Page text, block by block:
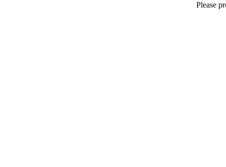
Please